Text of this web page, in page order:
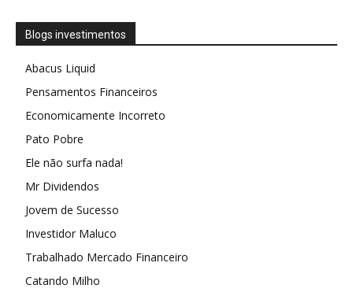
Blogs investimentos
Abacus Liquid
Pensamentos Financeiros
Economicamente Incorreto
Pato Pobre
Ele não surfa nada!
Mr Dividendos
Jovem de Sucesso
Investidor Maluco
Trabalhado Mercado Financeiro
Catando Milho